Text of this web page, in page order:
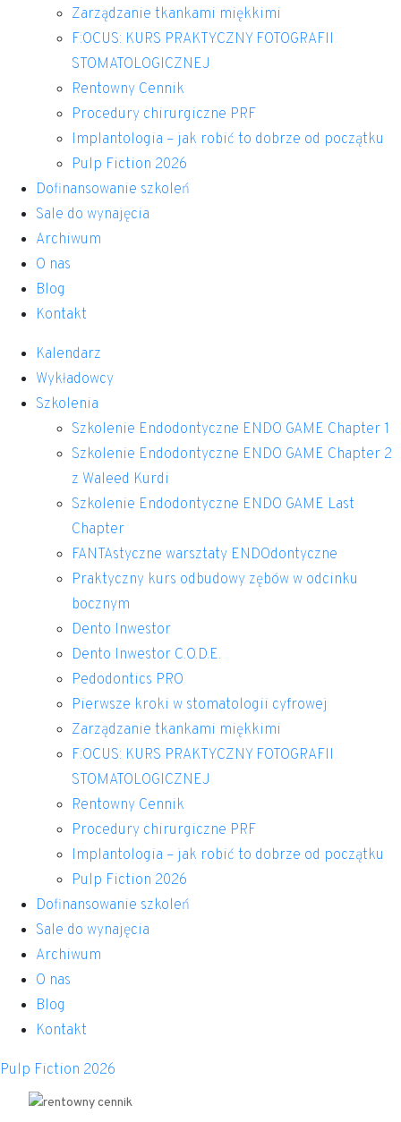
Zarządzanie tkankami miękkimi
F:OCUS: KURS PRAKTYCZNY FOTOGRAFII
STOMATOLOGICZNEJ
Rentowny Cennik
Procedury chirurgiczne PRF
Implantologia – jak robić to dobrze od początku
Pulp Fiction 2026
Dofinansowanie szkoleń
Sale do wynajęcia
Archiwum
O nas
Blog
Kontakt
Kalendarz
Wykładowcy
Szkolenia
Szkolenie Endodontyczne ENDO GAME Chapter 1
Szkolenie Endodontyczne ENDO GAME Chapter 2
z Waleed Kurdi
Szkolenie Endodontyczne ENDO GAME Last
Chapter
FANTAstyczne warsztaty ENDOdontyczne
Praktyczny kurs odbudowy zębów w odcinku
bocznym
Dento Inwestor
Dento Inwestor C.O.D.E.
Pedodontics PRO
Pierwsze kroki w stomatologii cyfrowej
Zarządzanie tkankami miękkimi
F:OCUS: KURS PRAKTYCZNY FOTOGRAFII
STOMATOLOGICZNEJ
Rentowny Cennik
Procedury chirurgiczne PRF
Implantologia – jak robić to dobrze od początku
Pulp Fiction 2026
Dofinansowanie szkoleń
Sale do wynajęcia
Archiwum
O nas
Blog
Kontakt
Pulp Fiction 2026